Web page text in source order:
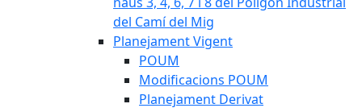
del Camí del Mig
Planejament Vigent
POUM
Modificacions POUM
Planejament Derivat